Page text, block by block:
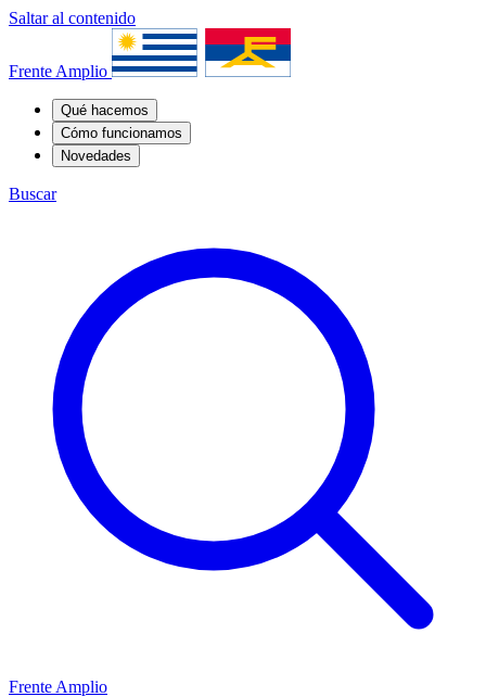
Saltar al contenido
Frente Amplio
Qué hacemos
Cómo funcionamos
Novedades
Buscar
Frente Amplio